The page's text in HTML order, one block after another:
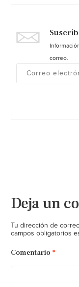
correo.
Deja un
Tu dirección de
campos obligatorios
Comentario *